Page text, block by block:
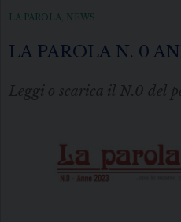
LA PAROLA NEWS
LA PAROLA N. 0
Leggi o scarica il N.0 del